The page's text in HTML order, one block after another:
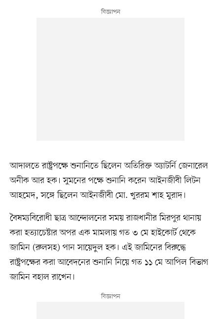
আদালতে রাষ্ট্রপক্ষে শুনানিতে ছিলেন অতিরিক্ত অ্যাটর্নি জেনারেল
অনীক আর হক। সুমনের পক্ষে শুনানি করেন আইনজীবী লিটন
আহমেদ, সঙ্গে ছিলেন আইনজীবী মো. খুররম শাহ মুরাদ।
বৈষম্যবিরোধী ছাত্র আন্দোলনের সময় রাজধানীর মিরপুর থানায়
করা হত্যাচেষ্টার অপর এক মামলায় গত ৩ মে হাইকোর্ট থেকে
জামিন (রুলসহ) পান সায়েদুল হক। এই জামিনের বিরুদ্ধে
রাষ্ট্রপক্ষের করা আবেদনের শুনানি নিয়ে গত ১১ মে আপিল বিভাগ
জামিন বহাল রাখেন।